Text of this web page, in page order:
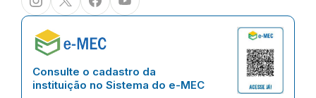
Consulte o cadastro da
instituição no Sistema do e-MEC